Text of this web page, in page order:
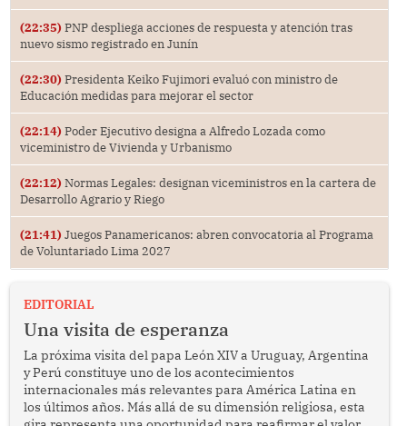
(22:35) PNP despliega acciones de respuesta y atención tras
nuevo sismo registrado en Junín
(22:30) Presidenta Keiko Fujimori evaluó con ministro de
Educación medidas para mejorar el sector
(22:14) Poder Ejecutivo designa a Alfredo Lozada como
viceministro de Vivienda y Urbanismo
(22:12) Normas Legales: designan viceministros en la cartera de
Desarrollo Agrario y Riego
(21:41) Juegos Panamericanos: abren convocatoria al Programa
de Voluntariado Lima 2027
EDITORIAL
Una visita de esperanza
La próxima visita del papa León XIV a Uruguay, Argentina
y Perú constituye uno de los acontecimientos
internacionales más relevantes para América Latina en
los últimos años. Más allá de su dimensión religiosa, esta